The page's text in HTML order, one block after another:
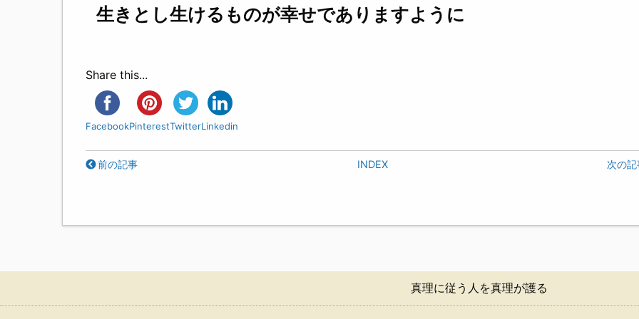
生きとし生けるものが幸せでありますように
Share this...
FacebookPinterestTwitterLinkedin
前の記事 INDEX 次の記
真理に従う人を真理が護る